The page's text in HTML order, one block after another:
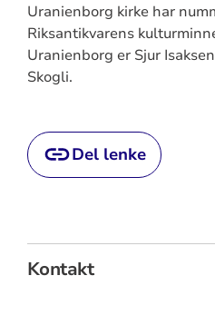
Uranienborg kirke har
Riksantikvarens
Uranienborg er Sjur
Skogli.
Del lenke
Kontakt